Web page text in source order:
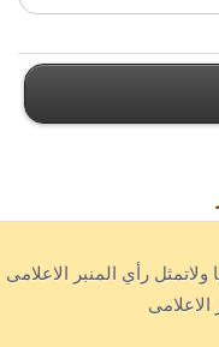
رأي المنبر الاعلامى